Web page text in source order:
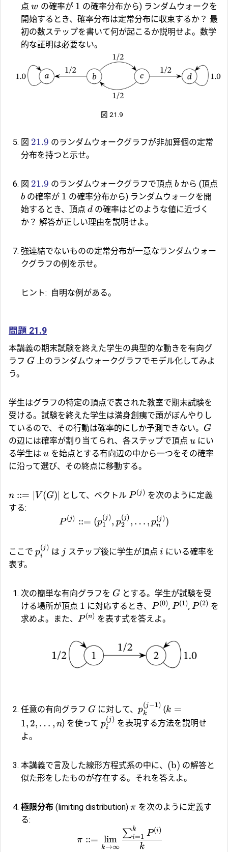
点 w の確率が 1 の確率分布から) ランダムウォークを
開始するとき、確率分布は定常分布に収束するか？ 最
初の数ステップを書いて何が起こるか説明せよ。数学
的な証明は必要ない。
図 21.9
図 21.9 のランダムウォークグラフが非加算個の定常
分布を持つと示せ。
図 21.9 のランダムウォークグラフで頂点 b から (頂点
b の確率が 1 の確率分布から) ランダムウォークを開
始するとき、頂点 d の確率はどのような値に近づく
か？ 解答が正しい理由を説明せよ。
強連結でないものの定常分布が一意なランダムウォー
クグラフの例を示せ。
ヒント: 自明な例がある。
問題 21.9
本講義の期末試験を終えた学生の典型的な動きを有向グ
ラフ G 上のランダムウォークグラフでモデル化してみよ
う。
学生はグラフの特定の頂点で表された教室で期末試験を
受ける。試験を終えた学生は満身創痍で頭がぼんやりし
ているので、その行動は確率的にしか予測できない。 G
の辺には確率が割り当てられ、各ステップで頂点 u にい
る学生は u を始点とする有向辺の中から一つをその確率
に沿って選び、その終点に移動する。
n ::= V (G) として、ベクトルP(j) を次のように定義
する:
P(j) ::= (p1
(j ), p2
(j) , … , pn
(j ))
ここで pi
(j ) は j ステップ後に学生が頂点i にいる確率を
表す。
次の簡単な有向グラフを G とする。学生が試験を受
ける場所が頂点 1 に対応するとき、 P(0), P(1),P (2) を
求めよ。また、 P(n) を表す式を答えよ。
任意の有向グラフ G に対して、 pk
(j −1) (k =
1, 2, … , n) を使って pi
(j) を表現する方法を説明せ
よ。
本講義で言及した線形方程式系の中に、 (b) の解答と
似た形をしたものが存在する。それを答えよ。
極限分布 (limiting distribution) π を次のように定義す
る:
π ::=
k→∞
lim
k
∑i=1
k P(i)